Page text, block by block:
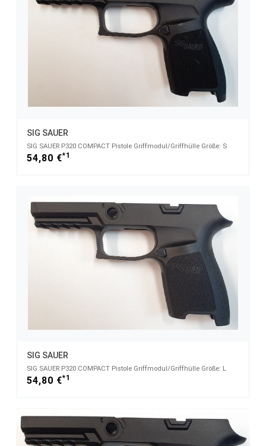
SIG SAUER
SIG SAUER P320 COMPACT Pistole Griffmodul/Griffhülle Größe: S
54,80 €*1
SIG SAUER
SIG SAUER P320 COMPACT Pistole Griffmodul/Griffhülle Größe: L
54,80 €*1